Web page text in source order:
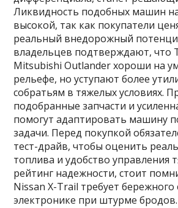
Ликвидность подобных машин
высокой, так как покупатели
реальный внедорожный
владельцев подтверждают, что
Mitsubishi Outlander хороши на
рельефе, но уступают более
собратьям в тяжелых условиях.
подобранные запчасти и
помогут адаптировать машину
задачи. Перед покупкой
тест-драйв, чтобы оценить
топлива и удобство управления
рейтинг надежности, стоит
Nissan X-Trail требует
электронике при штурме бродов.